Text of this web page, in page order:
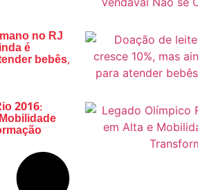
no RJ
é
bebês,
2016: